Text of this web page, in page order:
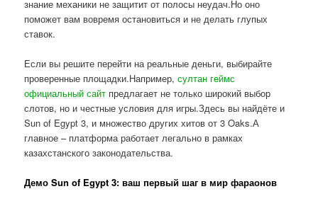
знание механики не защитит от полосы неудач.Но оно
поможет вам вовремя остановиться и не делать глупых
ставок.
Если вы решите перейти на реальные деньги, выбирайте
проверенные площадки.Например,султан геймс
официальный сайт предлагает не только широкий выбор
слотов, но и честные условия для игры.Здесь вы найдёте и
Sun of Egypt 3, и множество других хитов от 3 Oaks.А
главное – платформа работает легально в рамках
казахстанского законодательства.
Демо Sun of Egypt 3: ваш первый шаг в мир фараонов